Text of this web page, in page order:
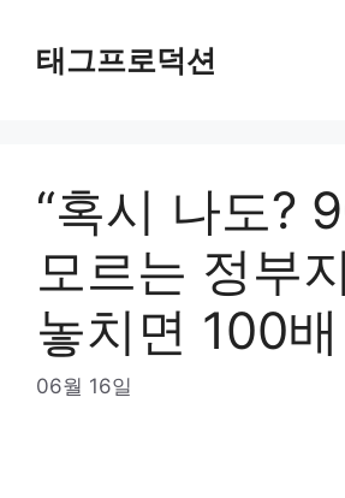
content태그프로덕션
“혹시 나도?
모르는 정부
놓치면 100
06월 16일